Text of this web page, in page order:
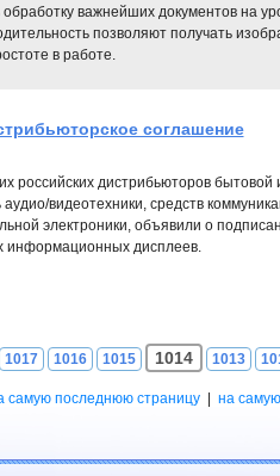
важнейших документов на
позволяют получать
в работе.
соглашение
российских дистрибьюторов бытовой
видеотехники, средств
электроники, объявили о
информационных дисплеев.
1017 1016 1015 1014 1013
самую последнюю страницу на